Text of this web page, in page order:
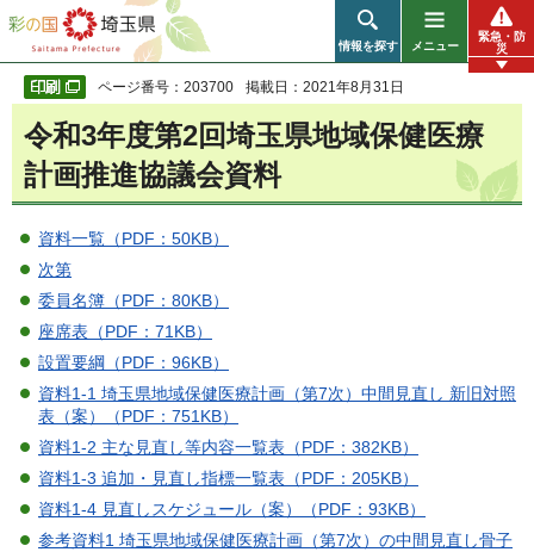
彩の国 埼玉県
情報を探す メニュー
緊急・防
災
ページ番号：203700 掲載日：2021年8月31日
令和3年度第2回埼玉県地域保健医療
計画推進協議会資料
資料一覧（PDF：50KB）
次第
委員名簿（PDF：80KB）
座席表（PDF：71KB）
設置要綱（PDF：96KB）
資料1-1 埼玉県地域保健医療計画（第7次）中間見直し 新旧対照
表（案）（PDF：751KB）
資料1-2 主な見直し等内容一覧表（PDF：382KB）
資料1-3 追加・見直し指標一覧表（PDF：205KB）
資料1-4 見直しスケジュール（案）（PDF：93KB）
参考資料1 埼玉県地域保健医療計画（第7次）の中間見直し骨子